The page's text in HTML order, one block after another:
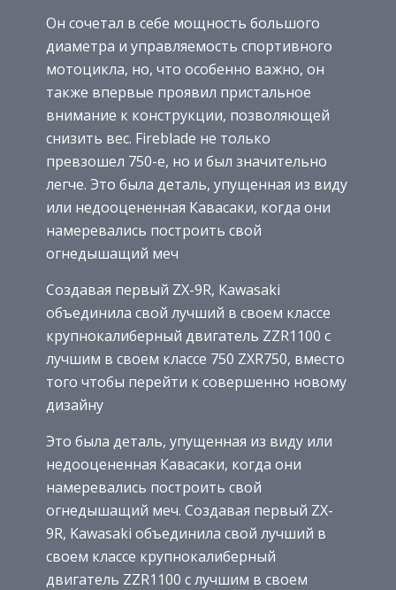
Он сочетал в себе мощность большого
диаметра и управляемость спортивного
мотоцикла, но, что особенно важно, он
также впервые проявил пристальное
внимание к конструкции, позволяющей
снизить вес. Fireblade не только
превзошел 750-е, но и был значительно
легче. Это была деталь, упущенная из виду
или недооцененная Кавасаки, когда они
намеревались построить свой
огнедышащий меч
Создавая первый ZX-9R, Kawasaki
объединила свой лучший в своем классе
крупнокалиберный двигатель ZZR1100 с
лучшим в своем классе 750 ZXR750, вместо
того чтобы перейти к совершенно новому
дизайну
Это была деталь, упущенная из виду или
недооцененная Кавасаки, когда они
намеревались построить свой
огнедышащий меч. Создавая первый ZX-
9R, Kawasaki объединила свой лучший в
своем классе крупнокалиберный
двигатель ZZR1100 с лучшим в своем